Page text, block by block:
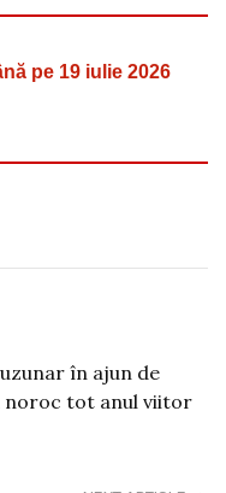
pe 19 iulie 2026
în ajun de
noroc tot anul viitor